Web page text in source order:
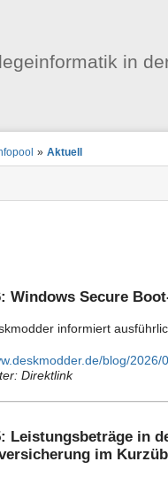
in
» Aktuell
Windows Secure
informiert
blog/
Direktlink
Leistungsbeträge in
im